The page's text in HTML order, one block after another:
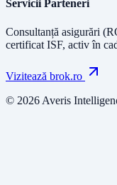
Servicii Parteneri
Consultanță asigurări
certificat ISF, activ în
Vizitează brok.ro
© 2026 Averis